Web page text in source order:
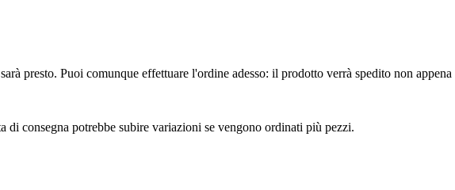
presto. Puoi comunque effettuare l'ordine adesso: il prodotto verrà spedito non
consegna potrebbe subire variazioni se vengono ordinati più pezzi.